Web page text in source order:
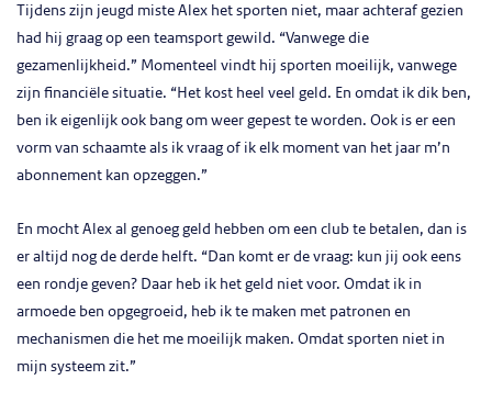
Tijdens zijn jeugd miste Alex het sporten niet, maar achteraf gezien
had hij graag op een teamsport gewild. “Vanwege die
gezamenlijkheid.” Momenteel vindt hij sporten moeilijk, vanwege
zijn financiële situatie. “Het kost heel veel geld. En omdat ik dik ben,
ben ik eigenlijk ook bang om weer gepest te worden. Ook is er een
vorm van schaamte als ik vraag of ik elk moment van het jaar m’n
abonnement kan opzeggen.”
En mocht Alex al genoeg geld hebben om een club te betalen, dan is
er altijd nog de derde helft. “Dan komt er de vraag: kun jij ook eens
een rondje geven? Daar heb ik het geld niet voor. Omdat ik in
armoede ben opgegroeid, heb ik te maken met patronen en
mechanismen die het me moeilijk maken. Omdat sporten niet in
mijn systeem zit.”